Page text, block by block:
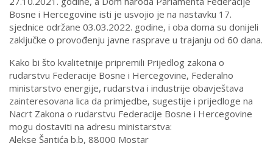
Bosne i Hercegovine isti je usvojio je na nastavku 17.
sjednice održane 03.03.2022. godine, i oba doma su donijeli
zaključke o provođenju javne rasprave u trajanju od 60 dana.
Kako bi što kvalitetnije pripremili Prijedlog zakona o
rudarstvu Federacije Bosne i Hercegovine, Federalno
ministarstvo energije, rudarstva i industrije obavještava
zainteresovana lica da primjedbe, sugestije i prijedloge na
Nacrt Zakona o rudarstvu Federacije Bosne i Hercegovine
mogu dostaviti na adresu ministarstva:
Alekse Šantića b.b, 88000 Mostar